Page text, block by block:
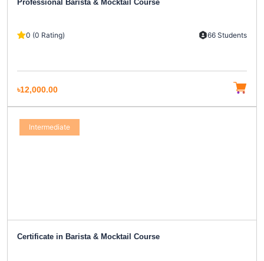
Professional Barista & Mocktail Course
0 (0 Rating) 66 Students
৳12,000.00
Intermediate
Certificate in Barista & Mocktail Course